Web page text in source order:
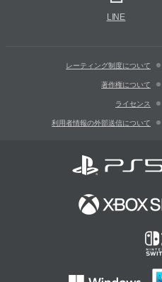
LINE
レーティング制度について
著作権について
ライセンス
利用者情報の外部送信について